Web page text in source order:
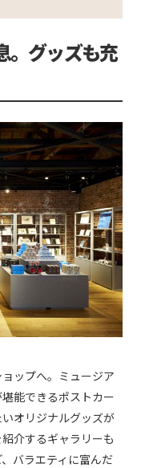
。グッズも充
ップへ。ミュージア
能できるポストカー
オリジナルグッズが
介するギャラリーも
バラエティに富んだ